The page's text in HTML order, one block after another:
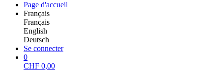
Page d'accueil
Français
Français
English
Deutsch
Se connecter
0
CHF 0,00